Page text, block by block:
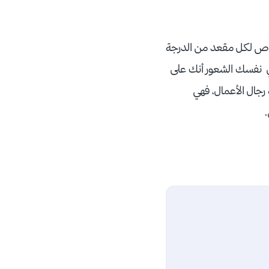
لكل مقعد من الدرجة
نفسك الشعور أنك على
الأعمال، فهي